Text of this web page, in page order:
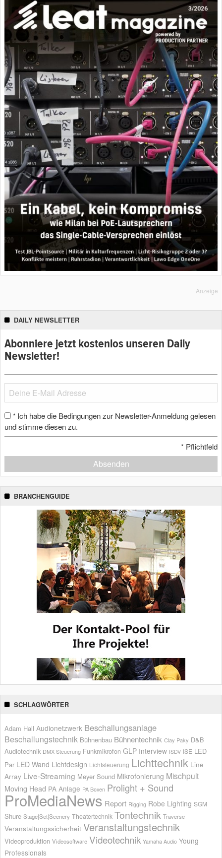
Anzeige
DAILY NEWSLETTER
Abonniere jetzt kostenlos unseren Daily
Newsletter!
* Ich habe die Bedingungen zur Newsletter-Anmeldung gelesen
und stimme diesen zu.
* Pflichtfeld
Absenden
BRANCHENGUIDE
SCHLAGWÖRTER
Adam Hall Audionetzwerk Beschallungsanlage
Beschallungstechnik Bühnenbau Bühnentechnik Clay Paky D&B
Audiotechnik DMX Steuerung Funkmikrofon GLP Interview ISDV ISE LED
Par LED Wand Lichtdesign Lichtsteuerung Lichttechnik Line
Array Live-Streaming Meyer Sound Mikrofonierung Mischpult
Moving Head PA Anlage PA Boxen Prolight + Sound
ProMediaNews Report Rigging Robe Lighting SGM
Shure Stage|Set|Scenery Theatertechnik Tontechnik Traverse
Veranstaltungssicherheit Veranstaltungstechnik
Videoproduktion Videosoftware Videotechnik Yamaha Audio Young
Professionals